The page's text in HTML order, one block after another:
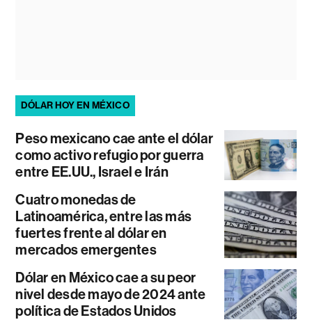
DÓLAR HOY EN MÉXICO
Peso mexicano cae ante el dólar
como activo refugio por guerra
entre EE.UU., Israel e Irán
Cuatro monedas de
Latinoamérica, entre las más
fuertes frente al dólar en
mercados emergentes
Dólar en México cae a su peor
nivel desde mayo de 2024 ante
política de Estados Unidos